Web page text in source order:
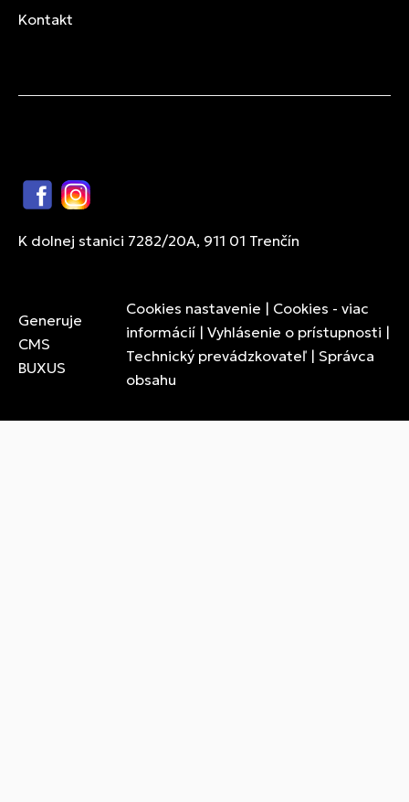
Kontakt
FacebookInstagram
K dolnej stanici 7282/20A, 911 01 Trenčín
Generuje
CMS
BUXUS
Cookies nastavenie | Cookies - viac
informácií | Vyhlásenie o prístupnosti |
Technický prevádzkovateľ | Správca
obsahu